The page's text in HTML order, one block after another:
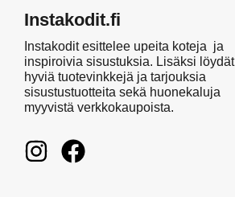
Instakodit.fi
Instakodit esittelee upeita koteja ja
inspiroivia sisustuksia. Lisäksi löydät
hyviä tuotevinkkejä ja tarjouksia
sisustustuotteita sekä huonekaluja
myyvistä verkkokaupoista.